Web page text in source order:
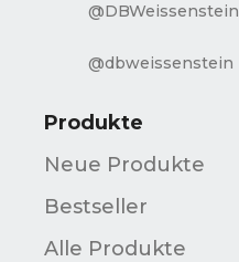
@DBWeissenstein
@dbweissenstein
Produkte
Neue Produkte
Bestseller
Alle Produkte